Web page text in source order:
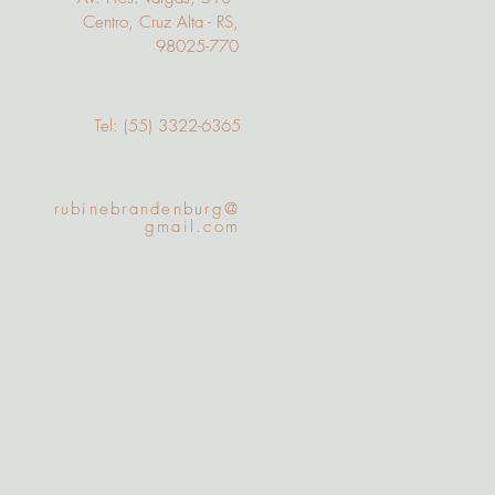
Centro, Cruz Alta - RS,
98025-770
Tel: (55) 3322-6365
rubinebrandenburg@
gmail.com